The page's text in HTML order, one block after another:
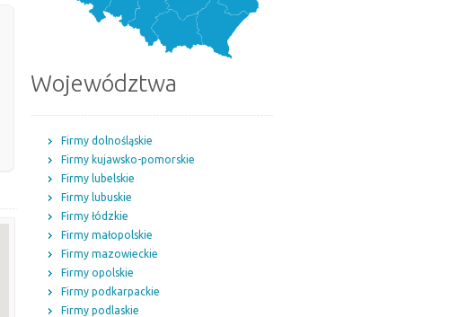
Województwa
Firmy dolnośląskie
Firmy kujawsko-pomorskie
Firmy lubelskie
Firmy lubuskie
Firmy łódzkie
Firmy małopolskie
Firmy mazowieckie
Firmy opolskie
Firmy podkarpackie
Firmy podlaskie